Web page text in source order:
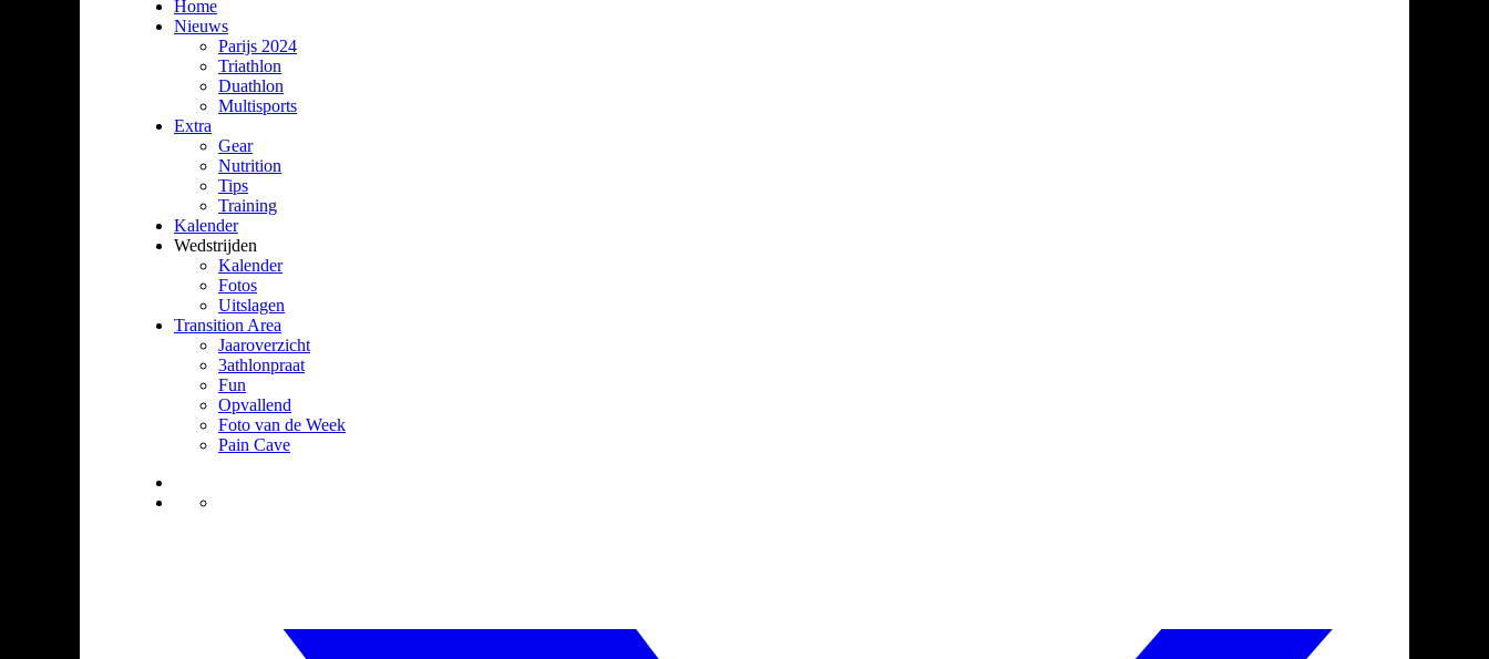
Home
Nieuws
Parijs 2024
Triathlon
Duathlon
Multisports
Extra
Gear
Nutrition
Tips
Training
Kalender
Wedstrijden
Kalender
Fotos
Uitslagen
Transition Area
Jaaroverzicht
3athlonpraat
Fun
Opvallend
Foto van de Week
Pain Cave